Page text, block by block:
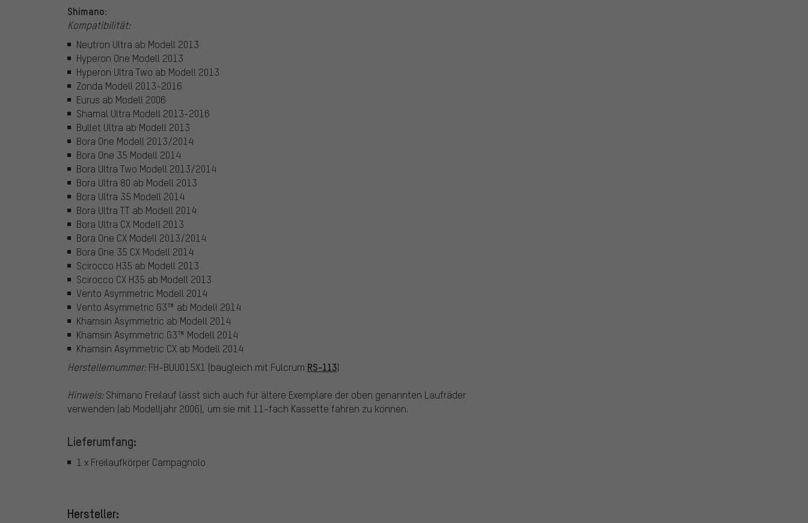
Shimano:
Kompatibilität:
Neutron Ultra ab Modell 2013
Hyperon One Modell 2013
Hyperon Ultra Two ab Modell 2013
Zonda Modell 2013-2016
Eurus ab Modell 2006
Shamal Ultra Modell 2013-2016
Bullet Ultra ab Modell 2013
Bora One Modell 2013/2014
Bora One 35 Modell 2014
Bora Ultra Two Modell 2013/2014
Bora Ultra 80 ab Modell 2013
Bora Ultra 35 Modell 2014
Bora Ultra TT ab Modell 2014
Bora Ultra CX Modell 2013
Bora One CX Modell 2013/2014
Bora One 35 CX Modell 2014
Scirocco H35 ab Modell 2013
Scirocco CX H35 ab Modell 2013
Vento Asymmetric Modell 2014
Vento Asymmetric G3™ ab Modell 2014
Khamsin Asymmetric ab Modell 2014
Khamsin Asymmetric G3™ Modell 2014
Khamsin Asymmetric CX ab Modell 2014
Herstellernummer:FH-BUU015X1 (baugleich mit Fulcrum RS-113)
Hinweis:Shimano Freilauf lässt sich auch für ältere Exemplare der oben genannten Laufräder
verwenden (ab Modelljahr 2006), um sie mit 11-fach Kassette fahren zu können.
Lieferumfang:
1 x Freilaufkörper Campagnolo
Hersteller: